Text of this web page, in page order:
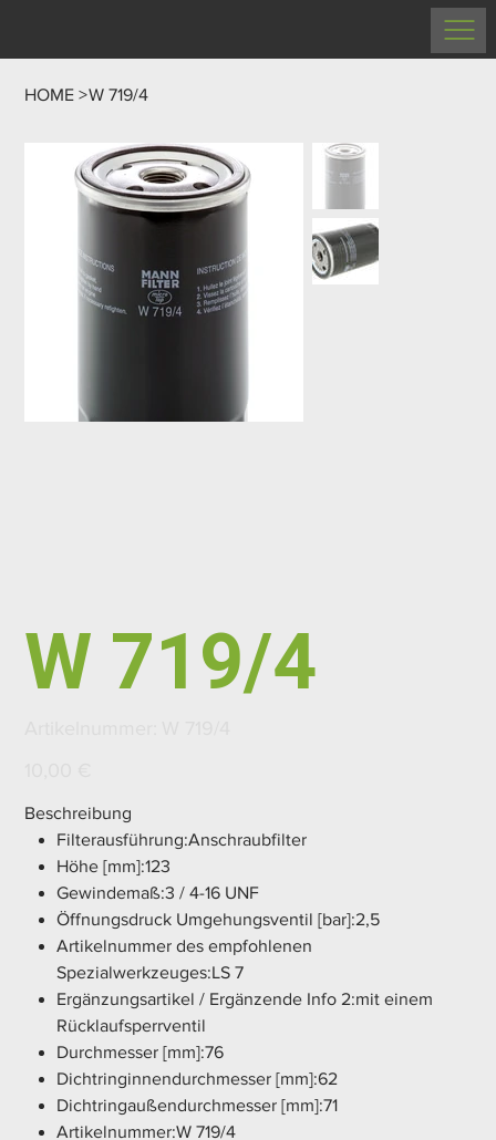
HOME >W 719/4
W 719/4
Beschreibung
Filterausführung:Anschraubfilter
Höhe [mm]:123
Gewindemaß:3 / 4-16 UNF
Öffnungsdruck Umgehungsventil [bar]:2,5
Artikelnummer des empfohlenen
Spezialwerkzeuges:LS 7
Ergänzungsartikel / Ergänzende Info 2:mit einem
Rücklaufsperrventil
Durchmesser [mm]:76
Dichtringinnendurchmesser [mm]:62
Dichtringaußendurchmesser [mm]:71
Artikelnummer:W 719/4